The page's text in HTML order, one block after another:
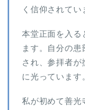
く信仰されてい
本堂正面を入る
ます。自分の患
され、参拝者が
に光っています
私が初めて善光